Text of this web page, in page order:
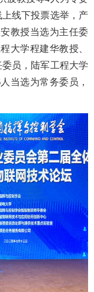
线下投票选举，产
教授当选为主任委
大学程建华教授、
员，陆军工程大学
当选为常务委员，